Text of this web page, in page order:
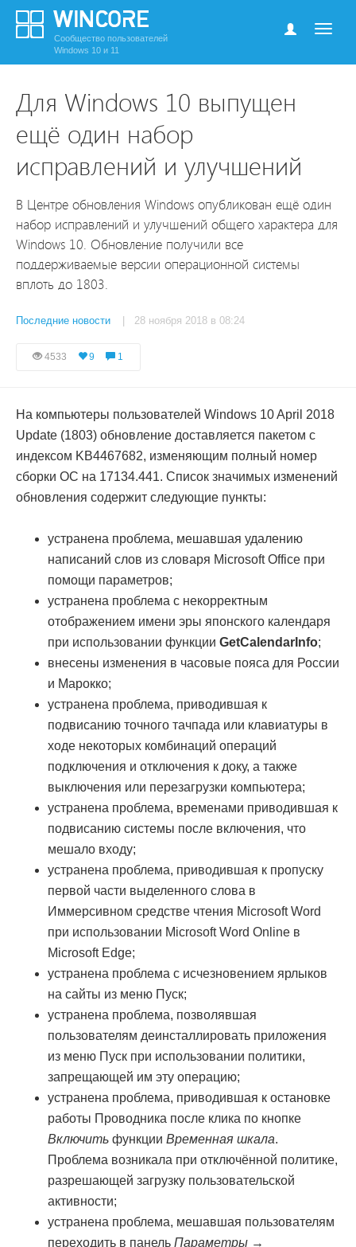
Сообщество пользователей
Windows 10 и 11
Для Windows 10 выпущен
ещё один набор
исправлений и улучшений
В Центре обновления Windows опубликован ещё один
набор исправлений и улучшений общего характера для
Windows 10. Обновление получили все
поддерживаемые версии операционной системы
вплоть до 1803.
Последние новости | 28 ноября 2018 в 08:24
4533 9 1
На компьютеры пользователей Windows 10 April 2018
Update (1803) обновление доставляется пакетом с
индексом KB4467682, изменяющим полный номер
сборки ОС на 17134.441. Список значимых изменений
обновления содержит следующие пункты:
устранена проблема, мешавшая удалению
написаний слов из словаря Microsoft Office при
помощи параметров;
устранена проблема с некорректным
отображением имени эры японского календаря
при использовании функции GetCalendarInfo;
внесены изменения в часовые пояса для России
и Марокко;
устранена проблема, приводившая к
подвисанию точного тачпада или клавиатуры в
ходе некоторых комбинаций операций
подключения и отключения к доку, а также
выключения или перезагрузки компьютера;
устранена проблема, временами приводившая к
подвисанию системы после включения, что
мешало входу;
устранена проблема, приводившая к пропуску
первой части выделенного слова в
Иммерсивном средстве чтения Microsoft Word
при использовании Microsoft Word Online в
Microsoft Edge;
устранена проблема с исчезновением ярлыков
на сайты из меню Пуск;
устранена проблема, позволявшая
пользователям деинсталлировать приложения
из меню Пуск при использовании политики,
запрещающей им эту операцию;
устранена проблема, приводившая к остановке
работы Проводника после клика по кнопке
Включить функции Временная шкала.
Проблема возникала при отключённой политике,
разрешающей загрузку пользовательской
активности;
устранена проблема, мешавшая пользователям
переходить в панель Параметры →